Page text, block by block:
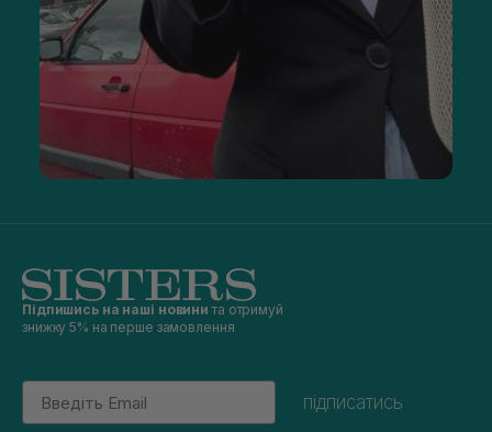
Підпишись на наші новини та отримуй
знижку 5% на перше замовлення
Email
підписатись